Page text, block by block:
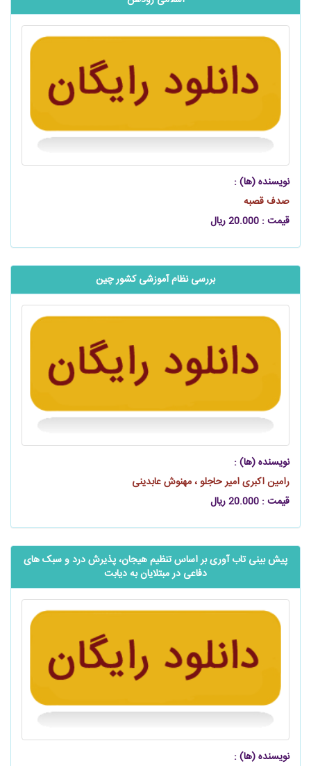
نویسنده (ها) :
صدف قصبه
قیمت : 20.000 ریال
بررسی نظام آموزشی کشور چین
نویسنده (ها) :
رامین اکبری امیر حاجلو ، مهنوش عابدینی
قیمت : 20.000 ریال
پیش بینی تاب آوری بر اساس تنظیم هیجان، پذیرش درد و سبک های
دفاعی در مبتلایان به دیابت
نویسنده (ها) :